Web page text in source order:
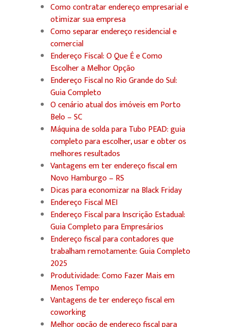
Como contratar endereço empresarial e
otimizar sua empresa
Como separar endereço residencial e
comercial
Endereço Fiscal: O Que É e Como
Escolher a Melhor Opção
Endereço Fiscal no Rio Grande do Sul:
Guia Completo
O cenário atual dos imóveis em Porto
Belo – SC
Máquina de solda para Tubo PEAD: guia
completo para escolher, usar e obter os
melhores resultados
Vantagens em ter endereço fiscal em
Novo Hamburgo – RS
Dicas para economizar na Black Friday
Endereço Fiscal MEI
Endereço Fiscal para Inscrição Estadual:
Guia Completo para Empresários
Endereço fiscal para contadores que
trabalham remotamente: Guia Completo
2025
Produtividade: Como Fazer Mais em
Menos Tempo
Vantagens de ter endereço fiscal em
coworking